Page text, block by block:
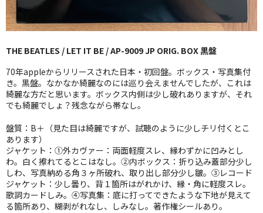
JAZZ-US
BLUE NOTE
JAZZ-EU
JAZZ-JP
JAZZ-VOCAL
J-POP
ROCK
FOLK,SSW
WORLD
THE BEATLES / LET IT BE / AP-9009 JP ORIG. BOX 黒盤
70年appleからリリースされた日本・初回盤。ボックス・写真集付
き。黒盤。なかなか綺麗なのには巡り会えませんでしたが、これは
綺麗な方だと思います。ボックス内側は少し破れありますが、それ
でも綺麗でしょ？残念ながら帯なし。
盤質：B＋（見た目は綺麗ですが、試聴のように少しチリ付くとこ
あります）
ジャケット：①外カヴァー：両面軽度スレ、縁わずかに凹みとし
わ。白く擦れてるとこはなし。②内ボックス：折り込み蓋部分少し
しわ、写真納める角３ヶ所破れ、取り出し部分少し皺。③レコード
ジャケット：少し曇り、背１箇所はがれかけ、縁・角に軽度スレ。
歌詞カードしみ。④写真集：底に打ってできたような下地が見えて
る箇所あり、糊剥がれなし、しみなし。著作権シールあり。